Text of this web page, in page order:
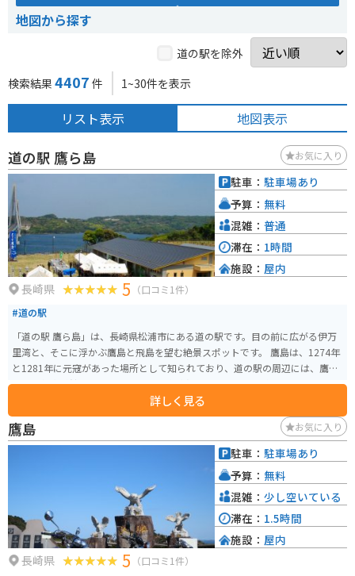
地図から探す
道の駅を除外
検索結果 4407 件 1~30件を表示
リスト表示 地図表示
道の駅 鷹ら島 お気に入り
長崎県 5 （口コミ1件）
#道の駅
「道の駅 鷹ら島」は、長崎県松浦市にある道の駅です。目の前に広がる伊万
里湾と、そこに浮かぶ鷹島と飛島を望む絶景スポットです。 鷹島は、1274年
と1281年に元寇があった場所として知られており、道の駅の周辺には、鷹島
歴史民俗資料館や、元寇に関する史跡が点在しています。 道の駅には、地元
で獲れた新鮮な魚介類を販売する直売所や、鷹島産の食材を使った料理を提
供するレストランがあります。また、展望台からは、伊万里湾を一望するこ
とができます。 バイクで訪れる場合は、道の駅の駐車場にバイク専用の駐車
スペースがあります。周辺は海岸線が続く風光明媚な道が多く、ツーリング
できます。特におすすめは、タイやヒラメなどの活魚です。また、鷹島産の塩
を使った塩サバも人気があります。
詳しく見る
駐車： 駐車場あり
予算： 無料
混雑： 普通
滞在： 1時間
施設： 屋内
鷹島 お気に入り
長崎県 5 （口コミ1件）
駐車： 駐車場あり
予算： 無料
混雑： 少し空いている
滞在： 1.5時間
施設： 屋内